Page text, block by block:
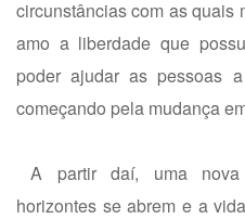
circunstâncias com as quais
amo a liberdade que
poder ajudar as pessoas
começando pela mudança
A partir daí, uma nova
horizontes se abrem e a